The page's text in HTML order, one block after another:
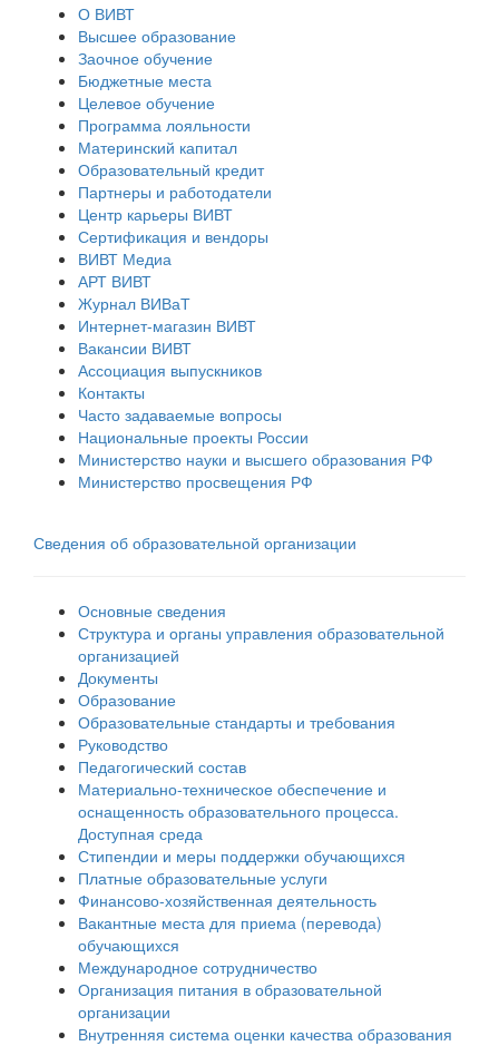
О ВИВТ
Высшее образование
Заочное обучение
Бюджетные места
Целевое обучение
Программа лояльности
Материнский капитал
Образовательный кредит
Партнеры и работодатели
Центр карьеры ВИВТ
Сертификация и вендоры
ВИВТ Медиа
АРТ ВИВТ
Журнал ВИВаТ
Интернет-магазин ВИВТ
Вакансии ВИВТ
Ассоциация выпускников
Контакты
Часто задаваемые вопросы
Национальные проекты России
Министерство науки и высшего образования РФ
Министерство просвещения РФ
Сведения об образовательной организации
Основные сведения
Структура и органы управления образовательной
организацией
Документы
Образование
Образовательные стандарты и требования
Руководство
Педагогический состав
Материально-техническое обеспечение и
оснащенность образовательного процесса.
Доступная среда
Стипендии и меры поддержки обучающихся
Платные образовательные услуги
Финансово-хозяйственная деятельность
Вакантные места для приема (перевода)
обучающихся
Международное сотрудничество
Организация питания в образовательной
организации
Внутренняя система оценки качества образования